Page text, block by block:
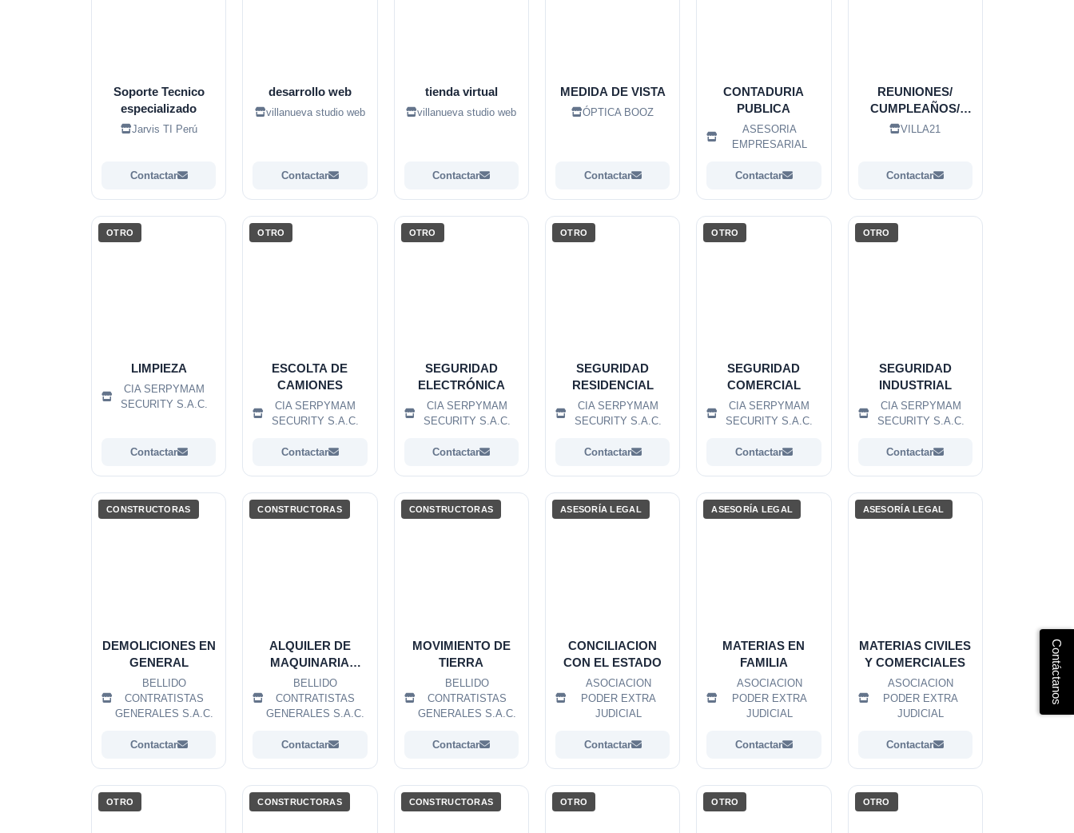
Soporte Tecnico
especializado
Jarvis TI Perú
Contactar
desarrollo web
villanueva studio web
Contactar
tienda virtual
villanueva studio web
Contactar
MEDIDA DE VISTA
ÓPTICA BOOZ
Contactar
CONTADURIA
PUBLICA
ASESORIA
EMPRESARIAL
Contactar
REUNIONES/
CUMPLEAÑOS/
ANIVERSARIOS
VILLA21
Contactar
OTRO
LIMPIEZA
CIA SERPYMAM
SECURITY S.A.C.
Contactar
OTRO
ESCOLTA DE
CAMIONES
CIA SERPYMAM
SECURITY S.A.C.
Contactar
OTRO
SEGURIDAD
ELECTRÓNICA
CIA SERPYMAM
SECURITY S.A.C.
Contactar
OTRO
SEGURIDAD
RESIDENCIAL
CIA SERPYMAM
SECURITY S.A.C.
Contactar
OTRO
SEGURIDAD
COMERCIAL
CIA SERPYMAM
SECURITY S.A.C.
Contactar
OTRO
SEGURIDAD
INDUSTRIAL
CIA SERPYMAM
SECURITY S.A.C.
Contactar
CONSTRUCTORAS
DEMOLICIONES EN
GENERAL
BELLIDO
CONTRATISTAS
GENERALES S.A.C.
Contactar
CONSTRUCTORAS
ALQUILER DE
MAQUINARIA
PESADA
BELLIDO
CONTRATISTAS
GENERALES S.A.C.
Contactar
CONSTRUCTORAS
MOVIMIENTO DE
TIERRA
BELLIDO
CONTRATISTAS
GENERALES S.A.C.
Contactar
ASESORÍA LEGAL
CONCILIACION
CON EL ESTADO
ASOCIACION
PODER EXTRA
JUDICIAL
Contactar
ASESORÍA LEGAL
MATERIAS EN
FAMILIA
ASOCIACION
PODER EXTRA
JUDICIAL
Contactar
ASESORÍA LEGAL
MATERIAS CIVILES
Y COMERCIALES
ASOCIACION
PODER EXTRA
JUDICIAL
Contactar
OTRO CONSTRUCTORAS CONSTRUCTORAS OTRO OTRO OTRO
Contáctanos